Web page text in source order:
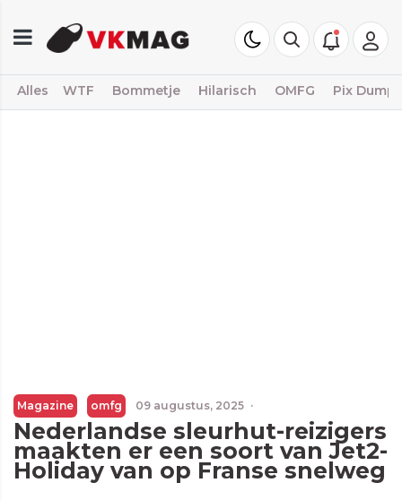
Alles WTF Bommetje Hilarisch OMFG Pix Dump
Magazine omfg 09 augustus, 2025 ·
Nederlandse sleurhut-reizigers
maakten er een soort van Jet2-
Holiday van op Franse snelweg